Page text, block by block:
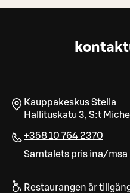
Kauppakeskus Stella
Hallituskatu 3, S:t Michel
+358 10 764 2370
Samtalets pris ina/msa
Restaurangen är